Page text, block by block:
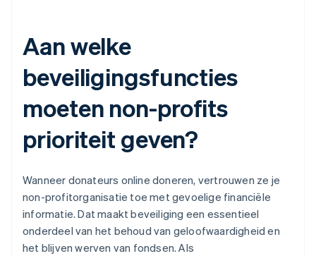
Aan welke
beveiligingsfuncties
moeten non-profits
prioriteit geven?
Wanneer donateurs online doneren, vertrouwen ze je
non-profitorganisatie toe met gevoelige financiële
informatie. Dat maakt beveiliging een essentieel
onderdeel van het behoud van geloofwaardigheid en
het blijven werven van fondsen. Als